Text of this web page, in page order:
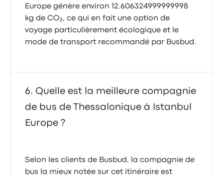
Europe génère environ 12.606324999999998
kg de CO₂, ce qui en fait une option de
voyage particulièrement écologique et le
mode de transport recommandé par Busbud.
Quelle est la meilleure compagnie
de bus de Thessalonique à Istanbul
Europe ?
Selon les clients de Busbud, la compagnie de
bus la mieux notée sur cet itinéraire est